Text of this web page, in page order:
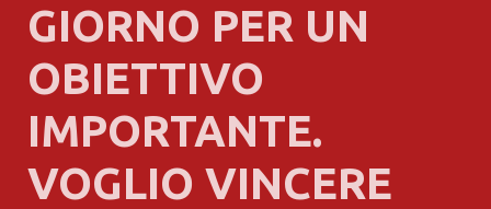
GIORNO PER UN
OBIETTIVO
IMPORTANTE.
VOGLIO VINCERE